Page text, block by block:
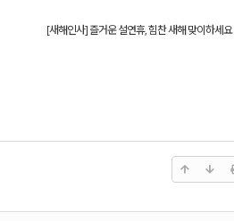
[새해인사] 즐거운 설연휴, 힘찬 새해 맞이하세요